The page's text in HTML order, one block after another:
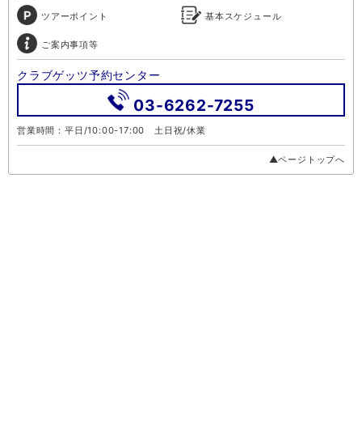
ツアーポイント 基本スケジュール
ご案内事項等
クラブゲッツ予約センター
03-6262-7255
営業時間：平日/10:00-17:00 土日祝/休業
▲ページトップへ